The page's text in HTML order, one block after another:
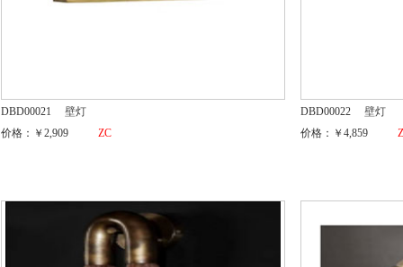
DBD00021
壁灯
价格：￥2,909
ZC
DBD00022
壁灯
价格：￥4,859